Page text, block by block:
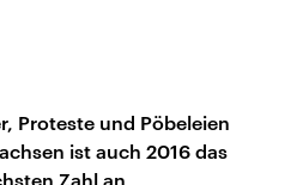
Proteste und Pöbeleien
ist auch 2016 das
Zahl an